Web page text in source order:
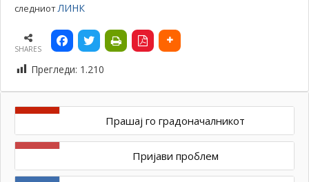
следниот ЛИНК
SHARES
Прегледи: 1.210
Прашај го градоначалникот
Пријави проблем